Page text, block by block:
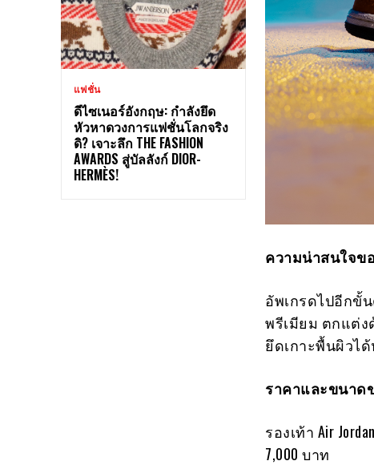
แฟชั่น
ดีไซเนอร์อังกฤษ: กำลังยึด
หัวหาดวงการแฟชั่นโลกจริง
ดิ? เจาะลึก THE FASHION
AWARDS สู่บัลลังก์ DIOR-
HERMÈS!
ความน่าสนใจข
อัพเกรดไปอีกขั้
พรีเมียม ตกแต่ง
ยึดเกาะพื้นผิวไ
ราคาและขนาด
รองเท้า Air
7,000 บาท